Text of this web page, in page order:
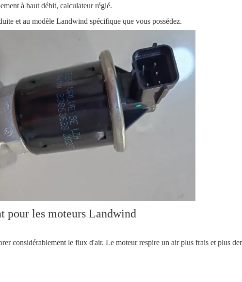
à haut débit, calculateur réglé.
et au modèle Landwind spécifique que vous possédez.
pour les moteurs Landwind
considérablement le flux d'air. Le moteur respire un air plus frais et plus